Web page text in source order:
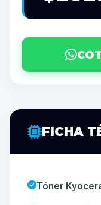
FICHA
Tóner